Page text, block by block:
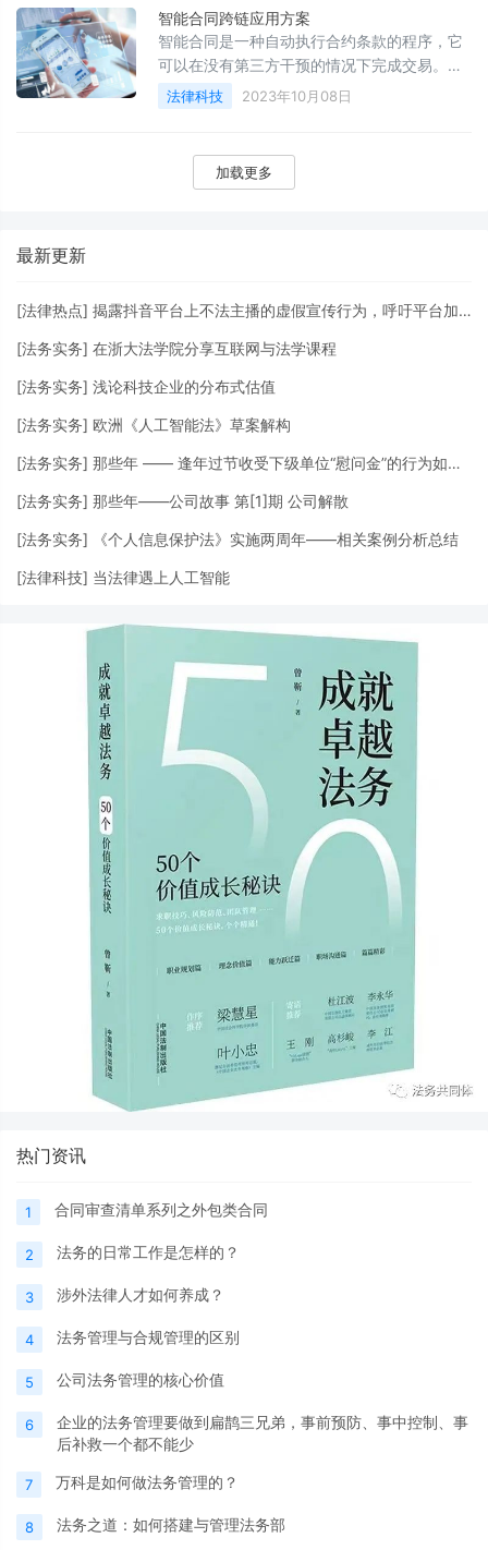
智能合同跨链应用方案
智能合同是一种自动执行合约条款的程序，它
可以在没有第三方干预的情况下完成交易。随
着区块链技术的发展，智能合同的应用越来越
广泛，不仅在金融领域，也在其他领域得到了
着技术差异和互操作性问题，因此智能合同的
跨链应用一直是一个挑战。本文将介绍一种智
法律科技 2023年10月08日
加载更多
最新更新
[法律热点] 揭露抖音平台上不法主播的虚假宣传行为，呼吁平台加强监管力度
[法务实务] 在浙大法学院分享互联网与法学课程
[法务实务] 浅论科技企业的分布式估值
[法务实务] 欧洲《人工智能法》草案解构
[法务实务] 那些年 —— 逢年过节收受下级单位“慰问金”的行为如何定性？
[法务实务] 那些年——公司故事 第[1]期 公司解散
[法务实务] 《个人信息保护法》实施两周年——相关案例分析总结
[法律科技] 当法律遇上人工智能
热门资讯
1 合同审查清单系列之外包类合同
2 法务的日常工作是怎样的？
3 涉外法律人才如何养成？
4 法务管理与合规管理的区别
5 公司法务管理的核心价值
6
企业的法务管理要做到扁鹊三兄弟，事前预防、事中控制、事
后补救一个都不能少
7 万科是如何做法务管理的？
8 法务之道：如何搭建与管理法务部